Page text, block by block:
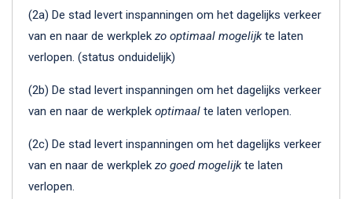
(2a) De stad levert inspanningen om het dagelijks verkeer
van en naar de werkplek zo optimaal mogelijkte laten
verlopen. (status onduidelijk)
(2b) De stad levert inspanningen om het dagelijks verkeer
van en naar de werkplek optimaal te laten verlopen.
(2c) De stad levert inspanningen om het dagelijks verkeer
van en naar de werkplek zo goed mogelijkte laten
verlopen.